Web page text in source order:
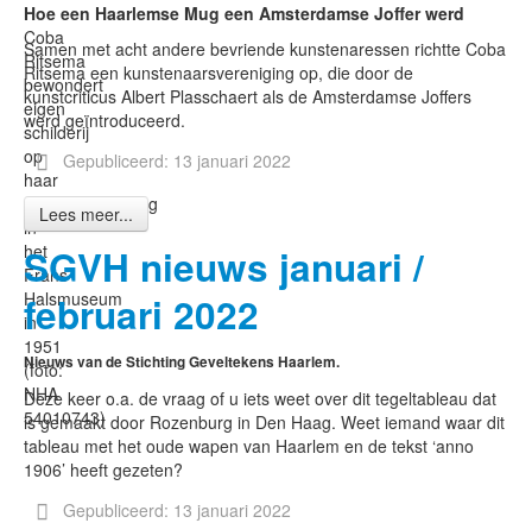
Coba
Ritsema
bewondert
eigen
schilderij
op
haar
eretentoonstelling
in
het
Frans
Halsmuseum
in
1951
(foto:
NHA
54010743)
Hoe een Haarlemse Mug een Amsterdamse Joffer werd
Samen met acht andere bevriende kunstenaressen richtte Coba
Ritsema een kunstenaarsvereniging op, die door de
kunstcriticus Albert Plasschaert als de Amsterdamse Joffers
werd geïntroduceerd.
Gepubliceerd: 13 januari 2022
Lees meer...
SGVH nieuws januari /
februari 2022
Nieuws van de Stichting Geveltekens Haarlem.
Deze keer o.a. de vraag of u iets weet over dit tegeltableau dat
is gemaakt door Rozenburg in Den Haag. Weet iemand waar dit
tableau met het oude wapen van Haarlem en de tekst ‘anno
1906’ heeft gezeten?
Gepubliceerd: 13 januari 2022